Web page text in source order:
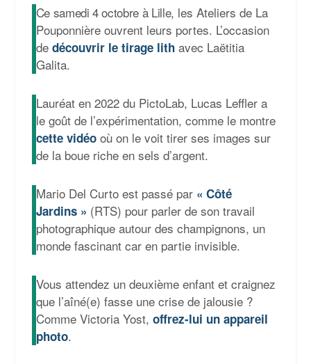
Ce samedi 4 octobre à Lille, les Ateliers de La
Pouponnière ouvrent leurs portes. L’occasion
de découvrir le tirage lithavec Laëtitia
Galita.
Lauréat en 2022 du PictoLab, Lucas Leffler a
le goût de l’expérimentation, comme le montre
cette vidéo où on le voit tirer ses images sur
de la boue riche en sels d’argent.
Mario Del Curto est passé par « Côté
Jardins » (RTS) pour parler de son travail
photographique autour des champignons, un
monde fascinant car en partie invisible.
Vous attendez un deuxième enfant et craignez
que l’aîné(e) fasse une crise de jalousie ?
Comme Victoria Yost, offrez-lui un appareil
photo.